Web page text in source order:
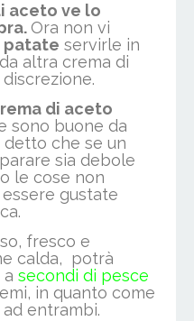
aceto ve lo
Ora non vi
patate servirle in
altra crema di
di aceto
sono buone da
che se un
sia debole
le cose non
gustate
fresco e
calda, potrà
secondi di pesce
in quanto come
entrambi.